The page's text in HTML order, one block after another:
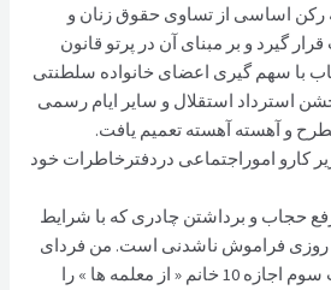
رکن اساسی از تساوی حقوق زنان و
گیرد و بر مبنای آن در پرتو قانون
با سهم گیری اعضای خانواده سلطنتی
استرداد استقلال و سایر ایام رسمی
و آهسته آهسته تعمیم یافت.
کارو اموراجتماعی دردفترخاطرات خود
حجاب و برداشتن چادری که با شرایط
فراموش ناشدنی است. من فردای
آن روز برآمدم و برای شب سوم اجازه 10 خانم « از معلمه ها » را